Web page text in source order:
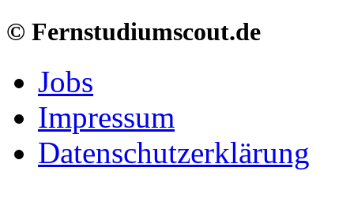
© Fernstudiumscout.de
Jobs
Impressum
Datenschutzerklärung